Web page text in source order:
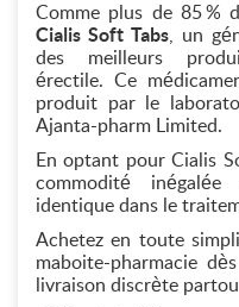
Comme plus de 85 %
Cialis Soft Tabs, un
des meilleurs
érectile. Ce
produit par le
Ajanta-pharm Limited.
En optant pour Cialis
commodité
identique dans le
Achetez en toute
maboite-pharmacie
livraison discrète